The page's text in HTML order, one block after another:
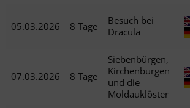
05.03.2026 8 Tage
Besuch bei
Dracula
07.03.2026 8 Tage
Siebenbürgen,
Kirchenburgen
und die
Moldauklöster